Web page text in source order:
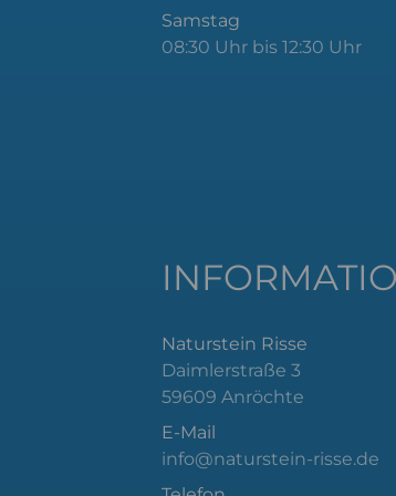
Samstag
08:30 Uhr bis 12:30 Uhr
Naturstein Risse
Daimlerstraße 3
59609 Anröchte
E-Mail
info@naturstein-risse.de